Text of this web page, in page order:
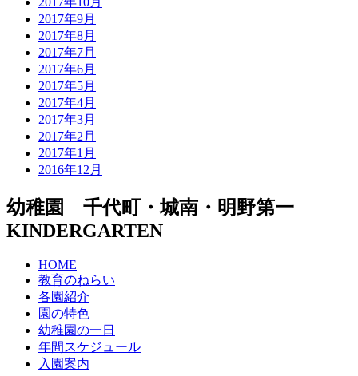
2017年9月
2017年8月
2017年7月
2017年6月
2017年5月
2017年4月
2017年3月
2017年2月
2017年1月
2016年12月
幼稚園 千代町・城南・明野第一
KINDERGARTEN
HOME
教育のねらい
各園紹介
園の特色
幼稚園の一日
年間スケジュール
入園案内